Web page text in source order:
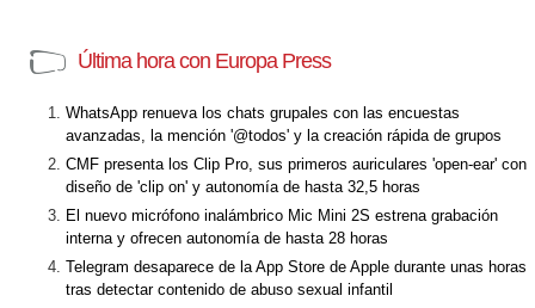
Última hora con Europa Press
WhatsApp renueva los chats grupales con las encuestas
avanzadas, la mención '@todos' y la creación rápida de grupos
CMF presenta los Clip Pro, sus primeros auriculares 'open-ear' con
diseño de 'clip on' y autonomía de hasta 32,5 horas
El nuevo micrófono inalámbrico Mic Mini 2S estrena grabación
interna y ofrecen autonomía de hasta 28 horas
Telegram desaparece de la App Store de Apple durante unas horas
tras detectar contenido de abuso sexual infantil